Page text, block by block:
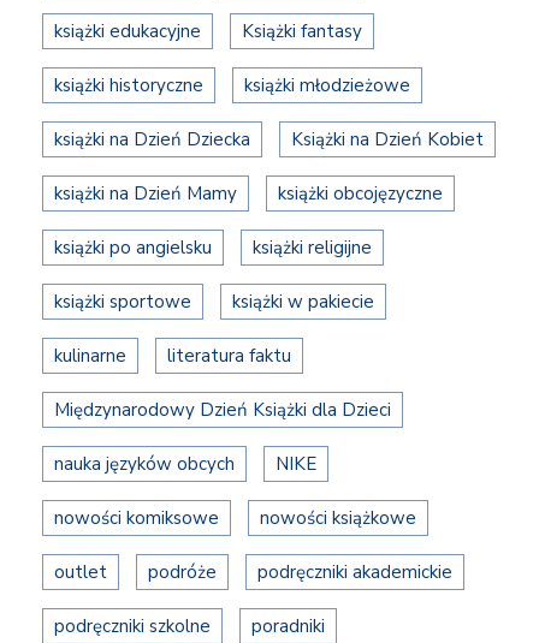
książki edukacyjne Książki fantasy
książki historyczne książki młodzieżowe
książki na Dzień Dziecka Książki na Dzień Kobiet
książki na Dzień Mamy książki obcojęzyczne
książki po angielsku książki religijne
książki sportowe książki w pakiecie
kulinarne literatura faktu
Międzynarodowy Dzień Książki dla Dzieci
nauka języków obcych NIKE
nowości komiksowe nowości książkowe
outlet podróże podręczniki akademickie
podręczniki szkolne poradniki